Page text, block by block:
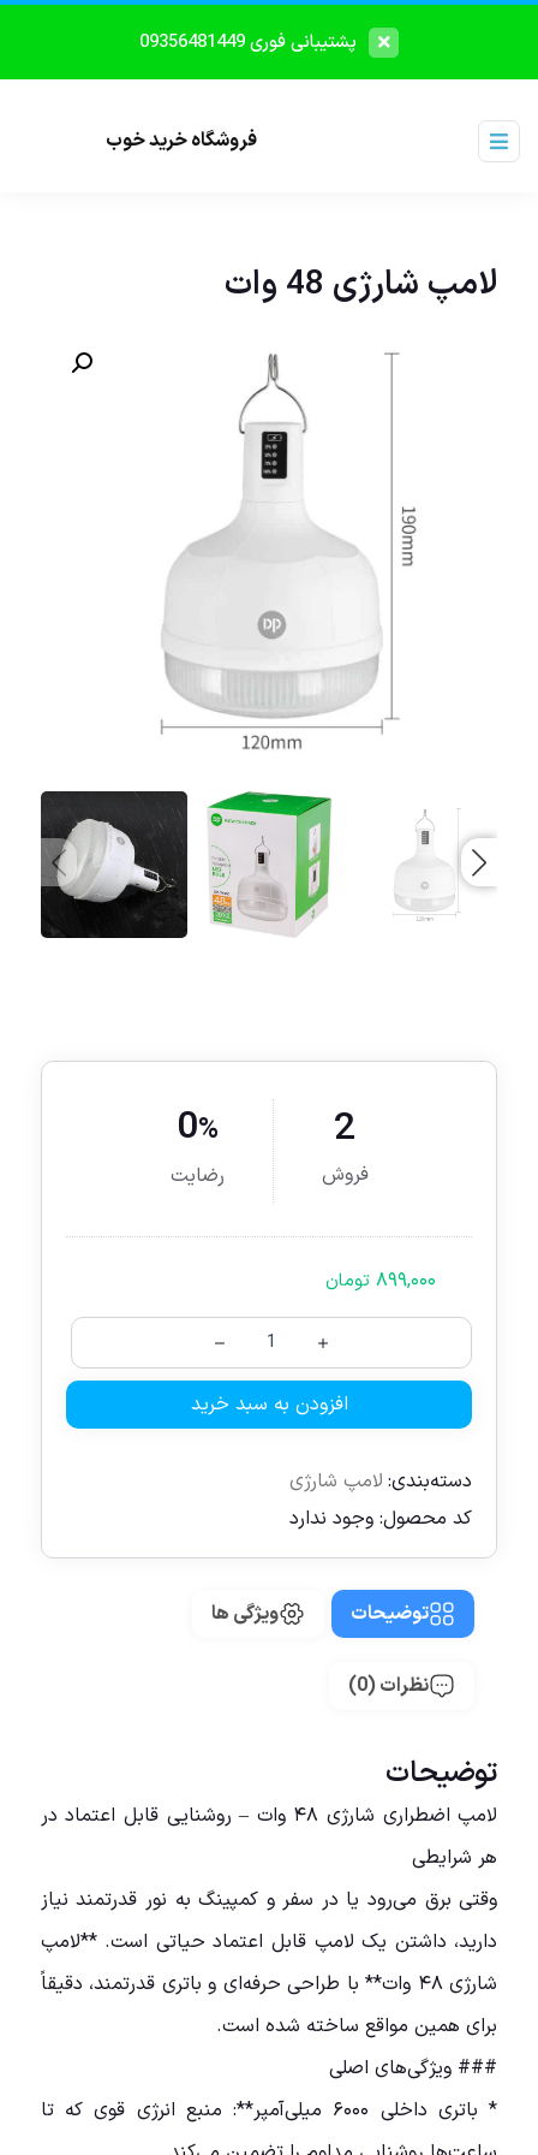
پشتیبانی فوری 09356481449
فروشگاه خرید خوب
لامپ شارژی 48 وات
2
فروش
0%
رضایت
۸۹۹,۰۰۰ تومان
افزودن به سبد خرید
دسته‌بندی: لامپ شارژی
کد محصول: وجود ندارد
توضیحات ویژگی ها
نظرات (0)
توضیحات
لامپ اضطراری شارژی ۴۸ وات – روشنایی قابل اعتماد در
هر شرایطی
وقتی برق می‌رود یا در سفر و کمپینگ به نور قدرتمند نیاز
دارید، داشتن یک لامپ قابل اعتماد حیاتی است. **لامپ
شارژی ۴۸ وات** با طراحی حرفه‌ای و باتری قدرتمند، دقیقاً
برای همین مواقع ساخته شده است.
### ویژگی‌های اصلی
* باتری داخلی ۶۰۰۰ میلی‌آمپر**: منبع انرژی قوی که تا